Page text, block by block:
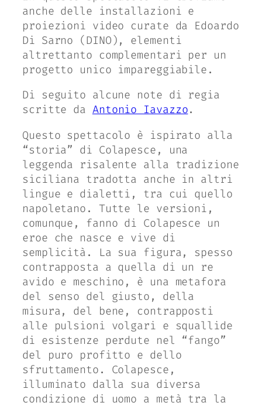
anche delle installazioni e
proiezioni video curate da Edoardo
Di Sarno (DINO), elementi
altrettanto complementari per un
progetto unico impareggiabile.
Di seguito alcune note di regia
scritte da Antonio Iavazzo.
Questo spettacolo è ispirato alla
“storia” di Colapesce, una
leggenda risalente alla tradizione
siciliana tradotta anche in altri
lingue e dialetti, tra cui quello
napoletano. Tutte le versioni,
comunque, fanno di Colapesce un
eroe che nasce e vive di
semplicità. La sua figura, spesso
contrapposta a quella di un re
avido e meschino, è una metafora
del senso del giusto, della
misura, del bene, contrapposti
alle pulsioni volgari e squallide
di esistenze perdute nel “fango”
del puro profitto e dello
sfruttamento. Colapesce,
illuminato dalla sua diversa
condizione di uomo a metà tra la